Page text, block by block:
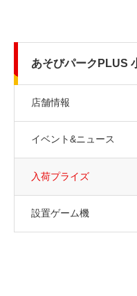
あそびパークPLUS
店舗情報
イベント&ニュース
入荷プライズ
設置ゲーム機